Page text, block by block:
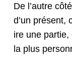
De l’autre
d’un présent,
ire une
la plus